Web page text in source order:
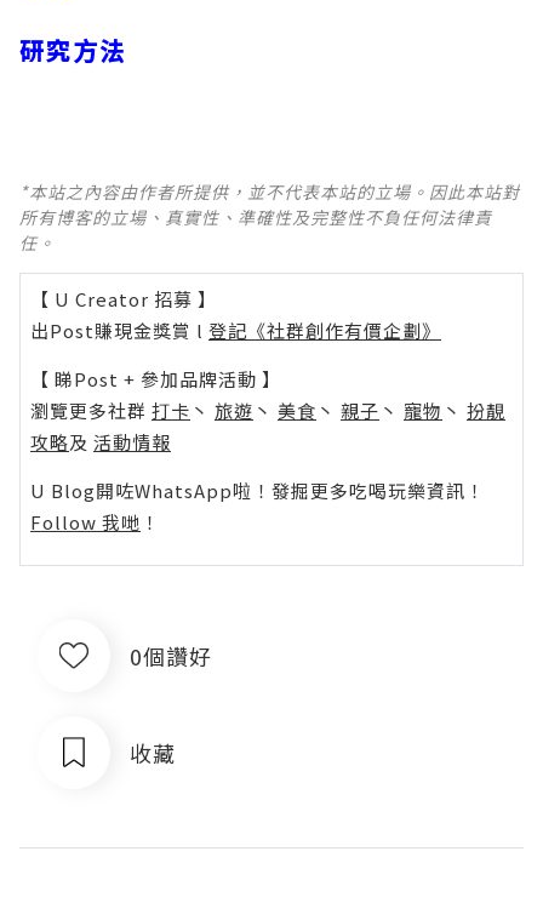
研究方法
*本站之內容由作者所提供，並不代表本站的立場。因此本站對
所有博客的立場、真實性、準確性及完整性不負任何法律責
任。
【 U Creator 招募 】
出Post賺現金獎賞 l 登記《社群創作有價企劃》
【 睇Post + 參加品牌活動 】
瀏覽更多社群 打卡 丶 旅遊 丶 美食 丶 親子 丶 寵物 丶 扮靚
攻略及 活動情報
U Blog開咗WhatsApp啦！發掘更多吃喝玩樂資訊！
Follow 我哋 ！
0個讚好
收藏